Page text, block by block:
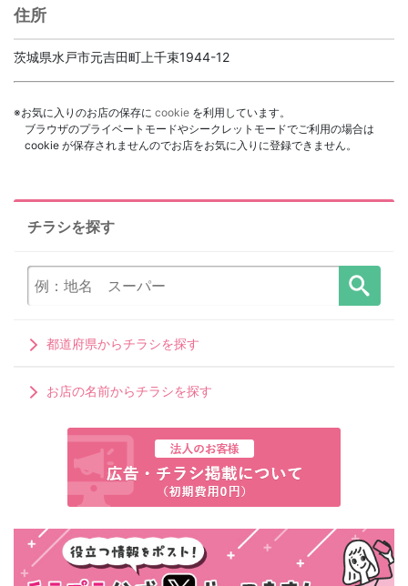
住所
茨城県水戸市元吉田町上千束1944-12
※お気に入りのお店の保存に cookie を利用しています。
ブラウザのプライベートモードやシークレットモードでご利用の場合は
cookie が保存されませんのでお店をお気に入りに登録できません。
チラシを探す
都道府県からチラシを探す
お店の名前からチラシを探す